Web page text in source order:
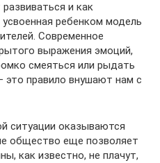
и как
ребенком модель
Современное
выражения эмоций,
смеяться или рыдать
это правило внушают нам с
ситуации оказываются
общество еще позволяет
как известно, не плачут,